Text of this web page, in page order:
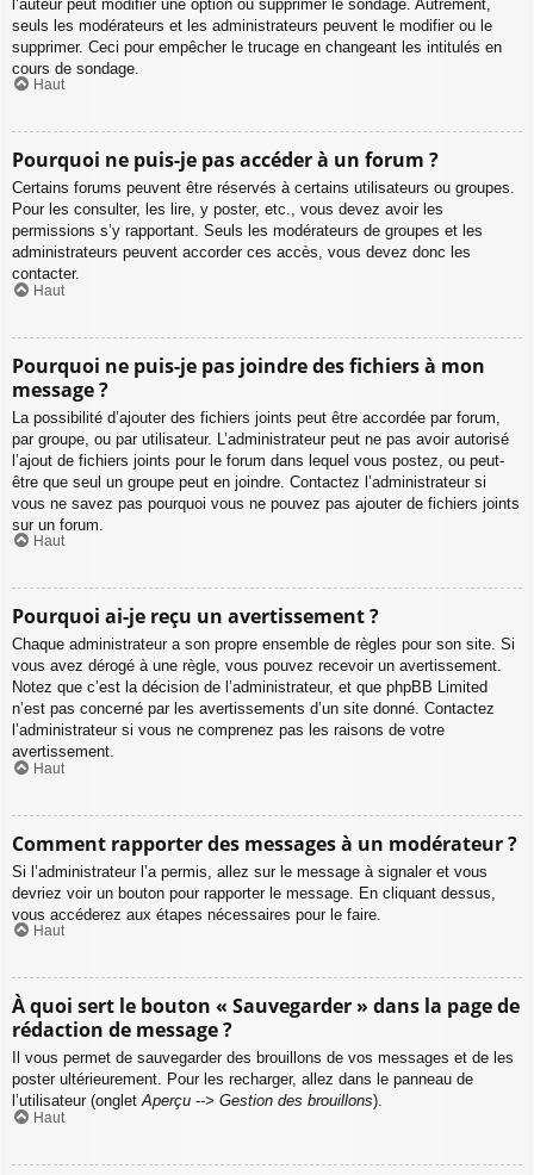
l’auteur peut modifier une option ou supprimer le sondage. Autrement,
seuls les modérateurs et les administrateurs peuvent le modifier ou le
supprimer. Ceci pour empêcher le trucage en changeant les intitulés en
cours de sondage.
Haut
Pourquoi ne puis-je pas accéder à un forum ?
Certains forums peuvent être réservés à certains utilisateurs ou groupes.
Pour les consulter, les lire, y poster, etc., vous devez avoir les
permissions s’y rapportant. Seuls les modérateurs de groupes et les
administrateurs peuvent accorder ces accès, vous devez donc les
contacter.
Haut
Pourquoi ne puis-je pas joindre des fichiers à mon
message ?
La possibilité d’ajouter des fichiers joints peut être accordée par forum,
par groupe, ou par utilisateur. L’administrateur peut ne pas avoir autorisé
l’ajout de fichiers joints pour le forum dans lequel vous postez, ou peut-
être que seul un groupe peut en joindre. Contactez l’administrateur si
vous ne savez pas pourquoi vous ne pouvez pas ajouter de fichiers joints
sur un forum.
Haut
Pourquoi ai-je reçu un avertissement ?
Chaque administrateur a son propre ensemble de règles pour son site. Si
vous avez dérogé à une règle, vous pouvez recevoir un avertissement.
Notez que c’est la décision de l’administrateur, et que phpBB Limited
n’est pas concerné par les avertissements d’un site donné. Contactez
l’administrateur si vous ne comprenez pas les raisons de votre
avertissement.
Haut
Comment rapporter des messages à un modérateur ?
Si l’administrateur l’a permis, allez sur le message à signaler et vous
devriez voir un bouton pour rapporter le message. En cliquant dessus,
vous accéderez aux étapes nécessaires pour le faire.
Haut
À quoi sert le bouton « Sauvegarder » dans la page de
rédaction de message ?
Il vous permet de sauvegarder des brouillons de vos messages et de les
poster ultérieurement. Pour les recharger, allez dans le panneau de
l’utilisateur (ongletAperçu --> Gestion des brouillons).
Haut